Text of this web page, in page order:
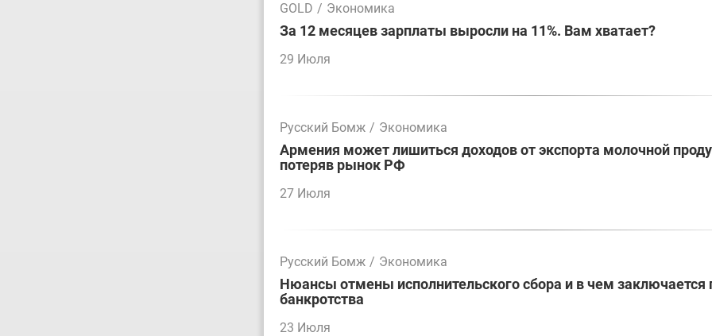
GOLD / Экономика
За 12 месяцев зарплаты выросли на 11%. Вам хватает?
29 Июля
Русский Бомж / Экономика
Армения может лишиться доходов от экспорта молочной
потеряв рынок РФ
27 Июля
Русский Бомж / Экономика
Нюансы отмены исполнительского сбора и в чем заключается
банкротства
23 Июля